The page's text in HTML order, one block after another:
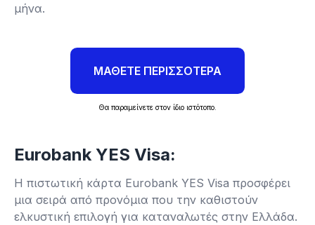
μήνα.
ΜΑΘΕΤΕ ΠΕΡΙΣΣΟΤΕΡΑ
Θα παραμείνετε στον ίδιο ιστότοπο.
Eurobank YES Visa:
Η πιστωτική κάρτα Eurobank YES Visa προσφέρει
μια σειρά από προνόμια που την καθιστούν
ελκυστική επιλογή για καταναλωτές στην Ελλάδα.